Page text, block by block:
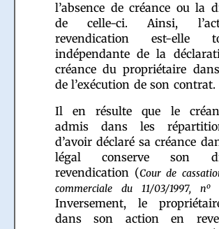
l’absence de créance ou la
de celle-ci. Ainsi,
revendication est-elle
indépendante de la
créance du propriétaire
de l’exécution de son contrat.
Il en résulte que le
admis dans les
d’avoir déclaré sa créance
légal conserve son
revendication (Cour de
commerciale du 11/03/1997, no
Inversement, le
dans son action en